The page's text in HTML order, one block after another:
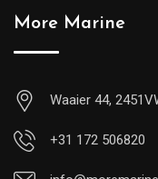
More Marine
Waaier 44,
+31 172 506820